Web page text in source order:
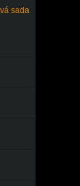
sada